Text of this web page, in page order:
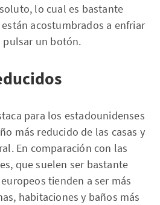
lo cual es bastante
acostumbrados a enfriar
pulsar un botón.
para los estadounidenses
más reducido de las casas y
En comparación con las
que suelen ser bastante
tienden a ser más
habitaciones y baños más